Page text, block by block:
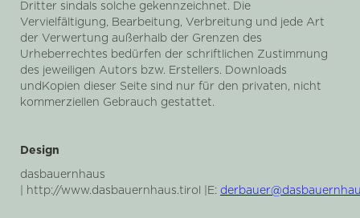
Dritter sindals solche gekennzeichnet. Die
Vervielfältigung, Bearbeitung, Verbreitung und jede Art
der Verwertung außerhalb der Grenzen des
Urheberrechtes bedürfen der schriftlichen Zustimmung
des jeweiligen Autors bzw. Erstellers. Downloads
undKopien dieser Seite sind nur für den privaten, nicht
kommerziellen Gebrauch gestattet.
Design
dasbauernhaus
| http://www.dasbauernhaus.tirol |E: